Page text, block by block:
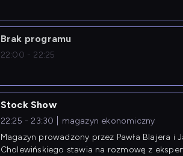
Brak programu
22:00 - 22:25
Stock Show
22:25 - 23:30
magazyn ekonomiczny
Magazyn prowadzony przez Pawła Blajera i
Cholewińskiego stawia na rozmowę z